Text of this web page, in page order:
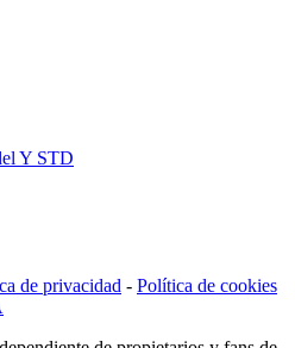
Y STD
de privacidad - Política de cookies